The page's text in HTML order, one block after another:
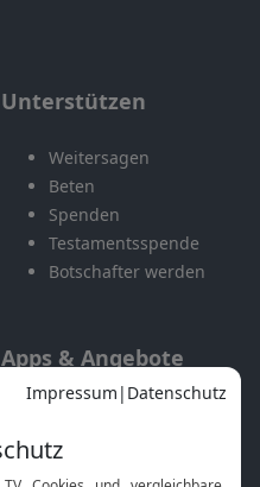
Unterstützen
Weitersagen
Beten
Spenden
Testamentsspende
Botschafter werden
Apps & Angebote
Mobile App